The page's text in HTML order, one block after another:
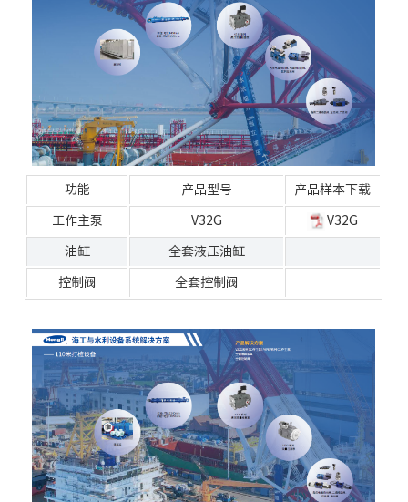
功能 产品型号 产品样本下载
工作主泵 V32G V32G
油缸 全套液压油缸
控制阀 全套控制阀